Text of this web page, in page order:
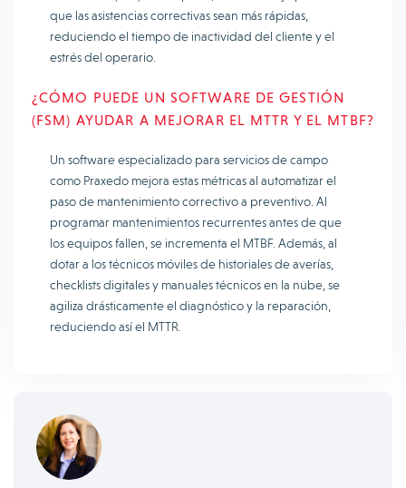
que las asistencias correctivas sean más rápidas,
reduciendo el tiempo de inactividad del cliente y el
estrés del operario.
¿CÓMO PUEDE UN SOFTWARE DE GESTIÓN
(FSM) AYUDAR A MEJORAR EL MTTR Y EL MTBF?
Un software especializado para servicios de campo
como Praxedo mejora estas métricas al automatizar el
paso de mantenimiento correctivo a preventivo. Al
programar mantenimientos recurrentes antes de que
los equipos fallen, se incrementa el MTBF. Además, al
dotar a los técnicos móviles de historiales de averías,
checklists digitales y manuales técnicos en la nube, se
agiliza drásticamente el diagnóstico y la reparación,
reduciendo así el MTTR.